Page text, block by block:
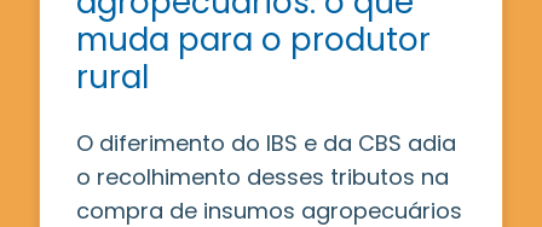
muda para o produtor
rural
O diferimento do IBS e da CBS adia
o recolhimento desses tributos na
compra de insumos agropecuários